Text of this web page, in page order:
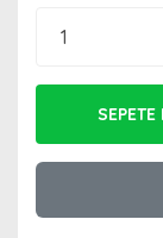
SEPETE